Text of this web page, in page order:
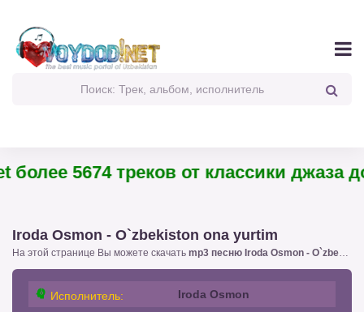
5674 треков от классики джаза до
Iroda Osmon - O`zbekiston ona yurtim
На этой странице Вы можете скачать mp3 песню Iroda Osmon - O`zbekiston ona yurtim
Исполнитель: Iroda Osmon